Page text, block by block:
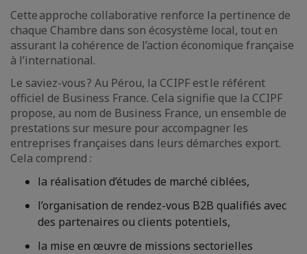
Cette approche collaborative renforce la pertinence de
chaque Chambre dans son écosystème local, tout en
assurant la cohérence de l’action économique française
à l’international.
Le saviez-vous ? Au Pérou, la CCIPF est le référent
officiel de Business France. Cela signifie que la CCIPF
propose, au nom de Business France, un ensemble de
prestations sur mesure pour accompagner les
entreprises françaises dans leurs démarches export.
Cela comprend :
la réalisation d’études de marché ciblées,
l’organisation de rendez-vous B2B qualifiés avec
des partenaires ou clients potentiels,
la mise en œuvre de missions sectorielles